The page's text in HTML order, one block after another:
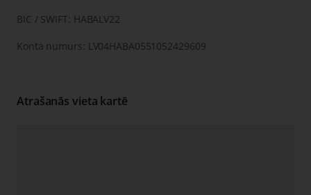
BIC / SWIFT: HABALV22
Konta numurs: LV04HABA0551052429609
Atrašanās vieta kartē